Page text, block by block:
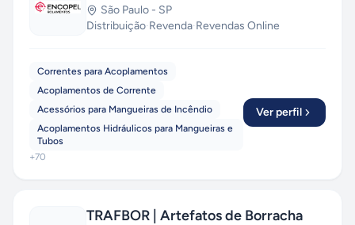
São Paulo - SP
Distribuição·Revenda·Revendas Online
Correntes para Acoplamentos
Acoplamentos de Corrente
Acessórios para Mangueiras de Incêndio
Acoplamentos Hidráulicos para Mangueiras e
Tubos
+70
Ver perfil
TRAFBOR | Artefatos de Borracha